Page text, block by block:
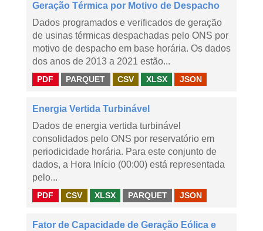
Geração Térmica por Motivo de Despacho
Dados programados e verificados de geração
de usinas térmicas despachadas pelo ONS por
motivo de despacho em base horária. Os dados
dos anos de 2013 a 2021 estão...
PDF PARQUET CSV XLSX JSON
Energia Vertida Turbinável
Dados de energia vertida turbinável
consolidados pelo ONS por reservatório em
periodicidade horária. Para este conjunto de
dados, a Hora Início (00:00) está representada
pelo...
PDF CSV XLSX PARQUET JSON
Fator de Capacidade de Geração Eólica e